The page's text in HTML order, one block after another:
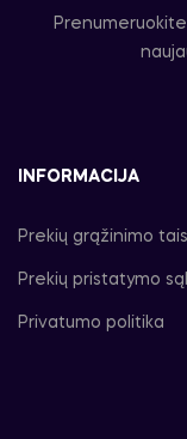
INFORMACIJA
Prekių grąžinimo
Prekių pristatymo
Privatumo politika